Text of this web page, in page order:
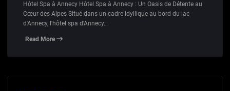
Hôtel Spa à Annecy Hôtel Spa à Annecy : Un Oasis de Détente au
Cœur des Alpes Situé dans un cadre idyllique au bord du lac
d'Annecy, l'hôtel spa d'Annecy…
Read More